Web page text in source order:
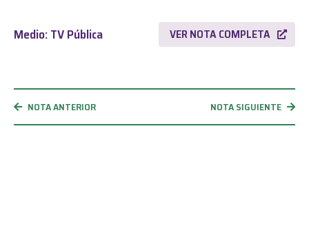
Medio: TV Pública VER NOTA COMPLETA
NOTA ANTERIOR NOTA SIGUIENTE